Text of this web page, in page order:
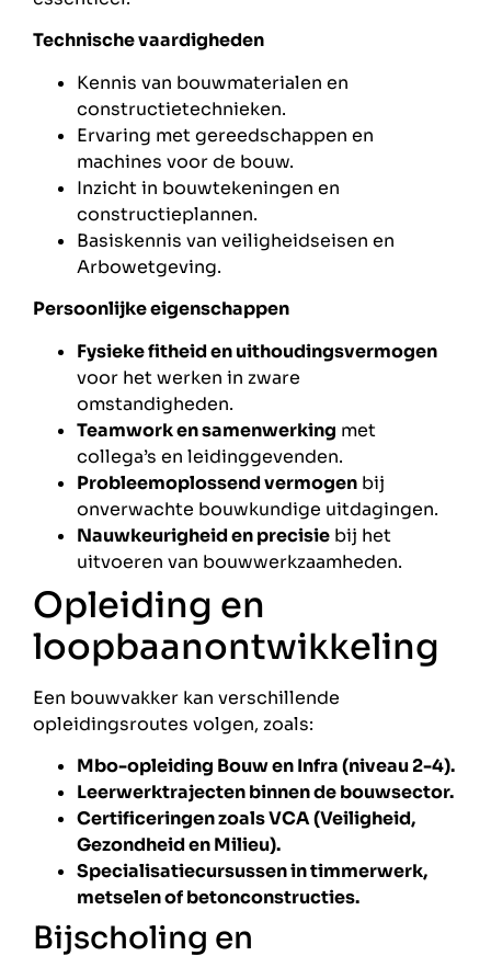
Technische vaardigheden
Kennis van bouwmaterialen en
constructietechnieken.
Ervaring met gereedschappen en
machines voor de bouw.
Inzicht in bouwtekeningen en
constructieplannen.
Basiskennis van veiligheidseisen en
Arbowetgeving.
Persoonlijke eigenschappen
Fysieke fitheid en uithoudingsvermogen
voor het werken in zware
omstandigheden.
Teamwork en samenwerking met
collega’s en leidinggevenden.
Probleemoplossend vermogen bij
onverwachte bouwkundige uitdagingen.
Nauwkeurigheid en precisie bij het
uitvoeren van bouwwerkzaamheden.
Opleiding en
loopbaanontwikkeling
Een bouwvakker kan verschillende
opleidingsroutes volgen, zoals:
Mbo-opleiding Bouw en Infra (niveau 2-4).
Leerwerktrajecten binnen de bouwsector.
Certificeringen zoals VCA (Veiligheid,
Gezondheid en Milieu).
Specialisatiecursussen in timmerwerk,
metselen of betonconstructies.
Bijscholing en